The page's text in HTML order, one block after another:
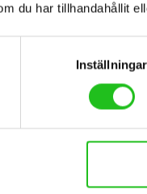
du har tillhandahållit
Inställningar
kr